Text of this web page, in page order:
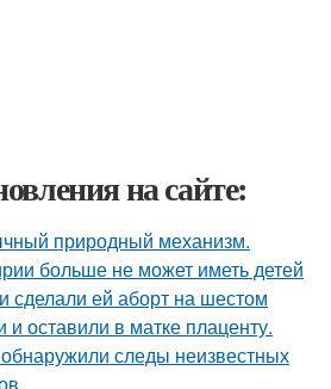
на сайте:
природный механизм.
больше не может иметь детей
сделали ей аборт на шестом
оставили в матке плаценту.
следы неизвестных